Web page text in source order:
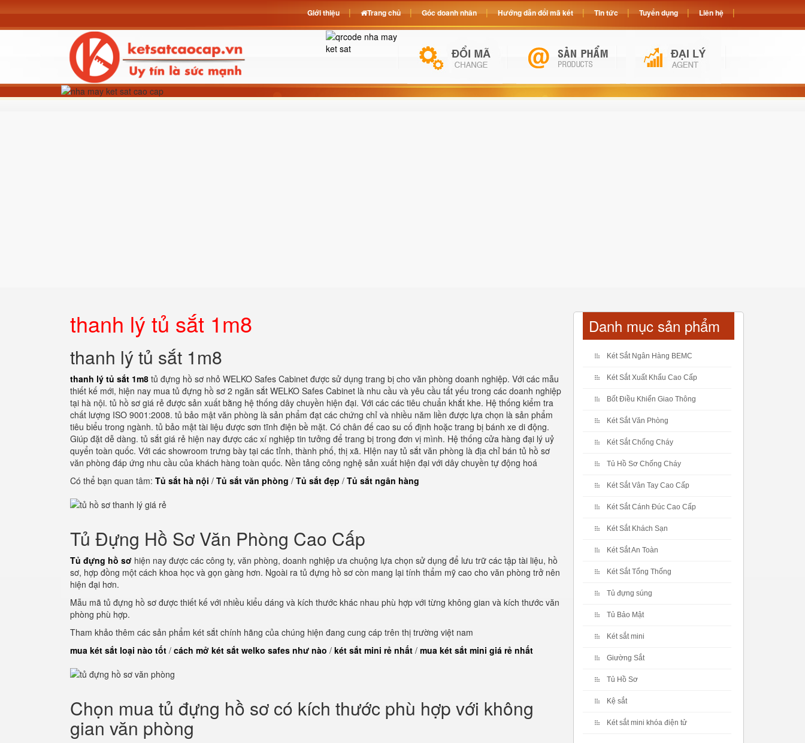
thanh lý tủ sắt 1m8
thanh lý tủ sắt 1m8
thanh lý tủ sắt 1m8 tủ đựng hồ sơ nhỏ WELKO Safes Cabinet được sử dụng trang bị cho văn phòng doanh nghiệp. Với các mẫu
thiết kế mới, hiện nay mua tủ đựng hồ sơ 2 ngăn sắt WELKO Safes Cabinet là nhu cầu và yêu cầu tất yếu trong các doanh nghiệp
tại hà nội. tủ hồ sơ giá rẻ được sản xuất bằng hệ thống dây chuyền hiện đại. Với các các tiêu chuẩn khắt khe. Hệ thống kiểm tra
chất lượng ISO 9001:2008. tủ bảo mật văn phòng là sản phẩm đạt các chứng chỉ và nhiều năm liền được lựa chọn là sản phẩm
tiêu biểu trong ngành. tủ bảo mật tài liệu được sơn tĩnh điện bề mặt. Có chân đế cao su cố định hoặc trang bị bánh xe di động.
Giúp đặt dễ dàng. tủ sắt giá rẻ hiện nay được các xí nghiệp tin tưởng để trang bị trong đơn vị mình. Hệ thống cửa hàng đại lý uỷ
quyển toàn quốc. Với các showroom trưng bày tại các tỉnh, thành phố, thị xã. HIện nay tủ sắt văn phòng là địa chỉ bán tủ hồ sơ
văn phòng đáp ứng nhu cầu của khách hàng toàn quốc. Nền tảng công nghệ sản xuất hiện đại với dây chuyền tự động hoá
Có thể bạn quan tâm: Tủ sắt hà nội / Tủ sắt văn phòng / Tủ sắt đẹp / Tủ sắt ngân hàng
Tủ Đựng Hồ Sơ Văn Phòng Cao Cấp
Tủ đựng hồ sơ hiện nay được các công ty, văn phòng, doanh nghiệp ưa chuộng lựa chọn sử dụng để lưu trữ các tập tài liệu, hồ
sơ, hợp đồng một cách khoa học và gọn gàng hơn. Ngoài ra tủ đựng hồ sơ còn mang lại tính thẩm mỹ cao cho văn phòng trở nên
hiện đại hơn.
Mẫu mã tủ đựng hồ sơ được thiết kế với nhiều kiểu dáng và kích thước khác nhau phù hợp với từng không gian và kích thước văn
phòng phù hợp.
Tham khảo thêm các sản phẩm két sắt chính hãng của chúng hiện đang cung cáp trên thị trường việt nam
mua két sắt loại nào tốt / cách mở két sắt welko safes như nào / két sắt mini rẻ nhất / mua két sắt mini giá rẻ nhất
Chọn mua tủ đựng hồ sơ có kích thước phù hợp với không
gian văn phòng
Danh mục sản phẩm
Két Sắt Ngân Hàng BEMC
Két Sắt Xuất Khẩu Cao Cấp
Bốt Điều Khiển Giao Thông
Két Sắt Văn Phòng
Két Sắt Chống Cháy
Tủ Hồ Sơ Chống Cháy
Két Sắt Vân Tay Cao Cấp
Két Sắt Cánh Đúc Cao Cấp
Két Sắt Khách Sạn
Két Sắt An Toàn
Két Sắt Tổng Thống
Tủ đựng súng
Tủ Bảo Mật
Két sắt mini
Giường Sắt
Tủ Hồ Sơ
Kệ sắt
Két sắt mini khóa điện tử
Giới thiệu Trang chủ Góc doanh nhân Hướng dẫn đổi mã két Tin tức Tuyển dụng Liên hệ